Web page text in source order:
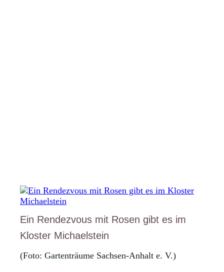
Ein Rendezvous mit Rosen gibt es im
Kloster Michaelstein
(Foto: Gartenträume Sachsen-Anhalt e. V.)